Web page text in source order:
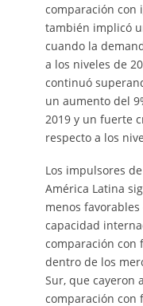
comparación con
también implicó
cuando la
a los niveles de
continuó
un aumento del
2019 y un fuerte
respecto a los
Los impulsores
América Latina
menos
capacidad
comparación con
dentro de los
Sur, que cayeron
comparación con